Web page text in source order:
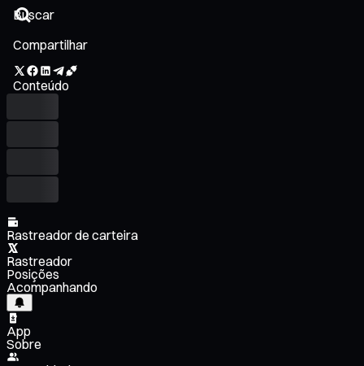
Compartilhar
Conteúdo
Rastreador de carteira
Rastreador
Posições
Acompanhando
App
Sobre